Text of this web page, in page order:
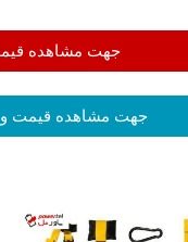
جهت مشاهده
جهت مشاهده قیمت و